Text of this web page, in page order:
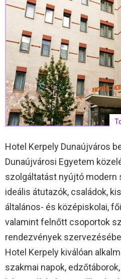
Hotel Kerpely Dunaújváros
Dunaújvárosi Egyetem
szolgáltatást nyújtó modern
ideális átutazók, családok,
általános- és középiskolai,
valamint felnőtt csoportok
rendezvények
Hotel Kerpely kiválóan
szakmai napok,